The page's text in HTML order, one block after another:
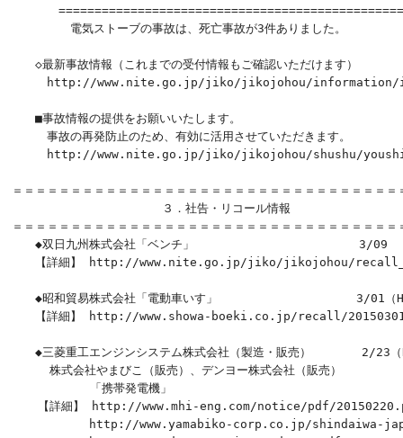
電気ストーブの事故は、死亡事故が3件ありました。
◇最新事故情報（これまでの受付情報もご確認いただけます）
http://www.nite.go.jp/jiko/jikojohou/information/
■事故情報の提供をお願いいたします。
事故の再発防止のため、有効に活用させていただきます。
http://www.nite.go.jp/jiko/jikojohou/shushu/youshiki/
＝＝＝＝＝＝＝＝＝＝＝＝＝＝＝＝＝＝＝＝＝＝＝＝＝＝＝＝＝＝＝＝＝
３．社告・リコール情報
＝＝＝＝＝＝＝＝＝＝＝＝＝＝＝＝＝＝＝＝＝＝＝＝＝＝＝＝＝＝＝＝＝
◆双日九州株式会社「ベンチ」　　　　　　　　　　　     3/09
【詳細】 http://www.nite.go.jp/jiko/jikojohou/
◆昭和貿易株式会社「電動車いす」　　　　　　　　　  　 3/01（
【詳細】 http://www.showa-boeki.co.jp/recall/
◆三菱重工エンジンシステム株式会社（製造・販売）       2/23（
株式会社やまびこ（販売）、デンヨー株式会社（販売）
      　　　「携帯発電機」
【詳細】 http://www.mhi-eng.com/notice/pdf/
http://www.yamabiko-corp.co.jp/shindaiwa-